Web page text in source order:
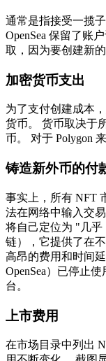
通常是指接受一揽
OpenSea 保留了账
取，因为要创建新的
加密货币支出
为了支付创建成本
货币。 货币取决于
币。 对于 Polygon
铸造新外币的付
事实上，所有 NFT
法在网络中输入交
将自己定位为 "几
链），它提供了在
高昂的费用和时间
OpenSea）已停止
台。
上市费用
在市场目录中列出